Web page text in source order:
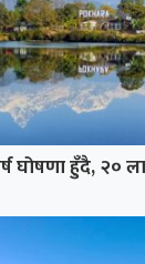
घोषणा हुँदै, २०